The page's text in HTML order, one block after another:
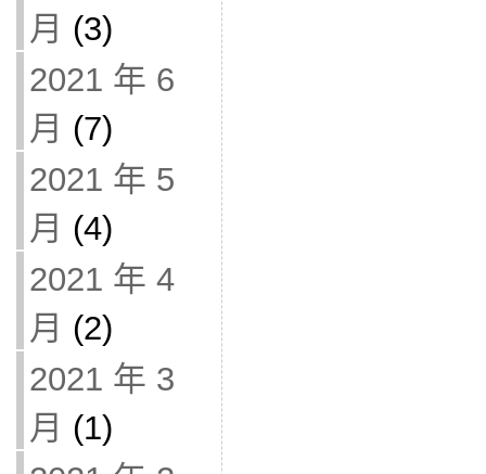
月 (3)
2021 年 6
月 (7)
2021 年 5
月 (4)
2021 年 4
月 (2)
2021 年 3
月 (1)